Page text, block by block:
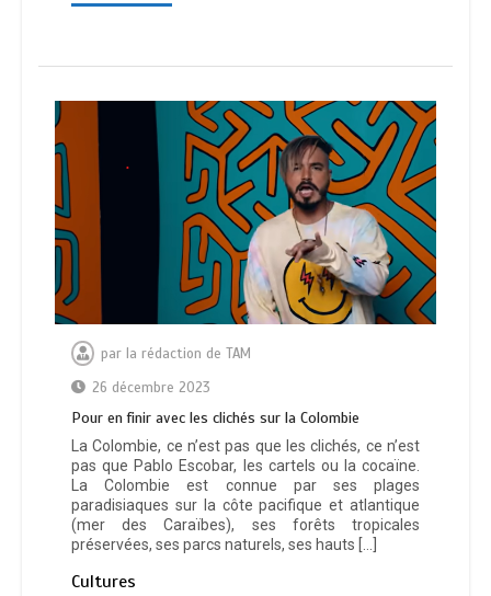
par la rédaction de TAM
26 décembre 2023
Pour en finir avec les clichés sur la Colombie
La Colombie, ce n’est pas que les clichés, ce n’est
pas que Pablo Escobar, les cartels ou la cocaïne.
La Colombie est connue par ses plages
paradisiaques sur la côte pacifique et atlantique
(mer des Caraïbes), ses forêts tropicales
préservées, ses parcs naturels, ses hauts […]
Cultures